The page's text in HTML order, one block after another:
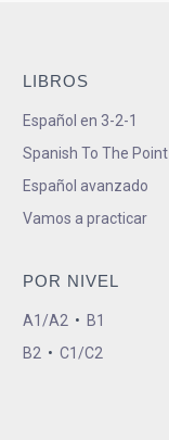
LIBROS
Español en 3-2-1
Spanish To The Point
Español avanzado
Vamos a practicar
POR NIVEL
A1/A2 • B1
B2 • C1/C2